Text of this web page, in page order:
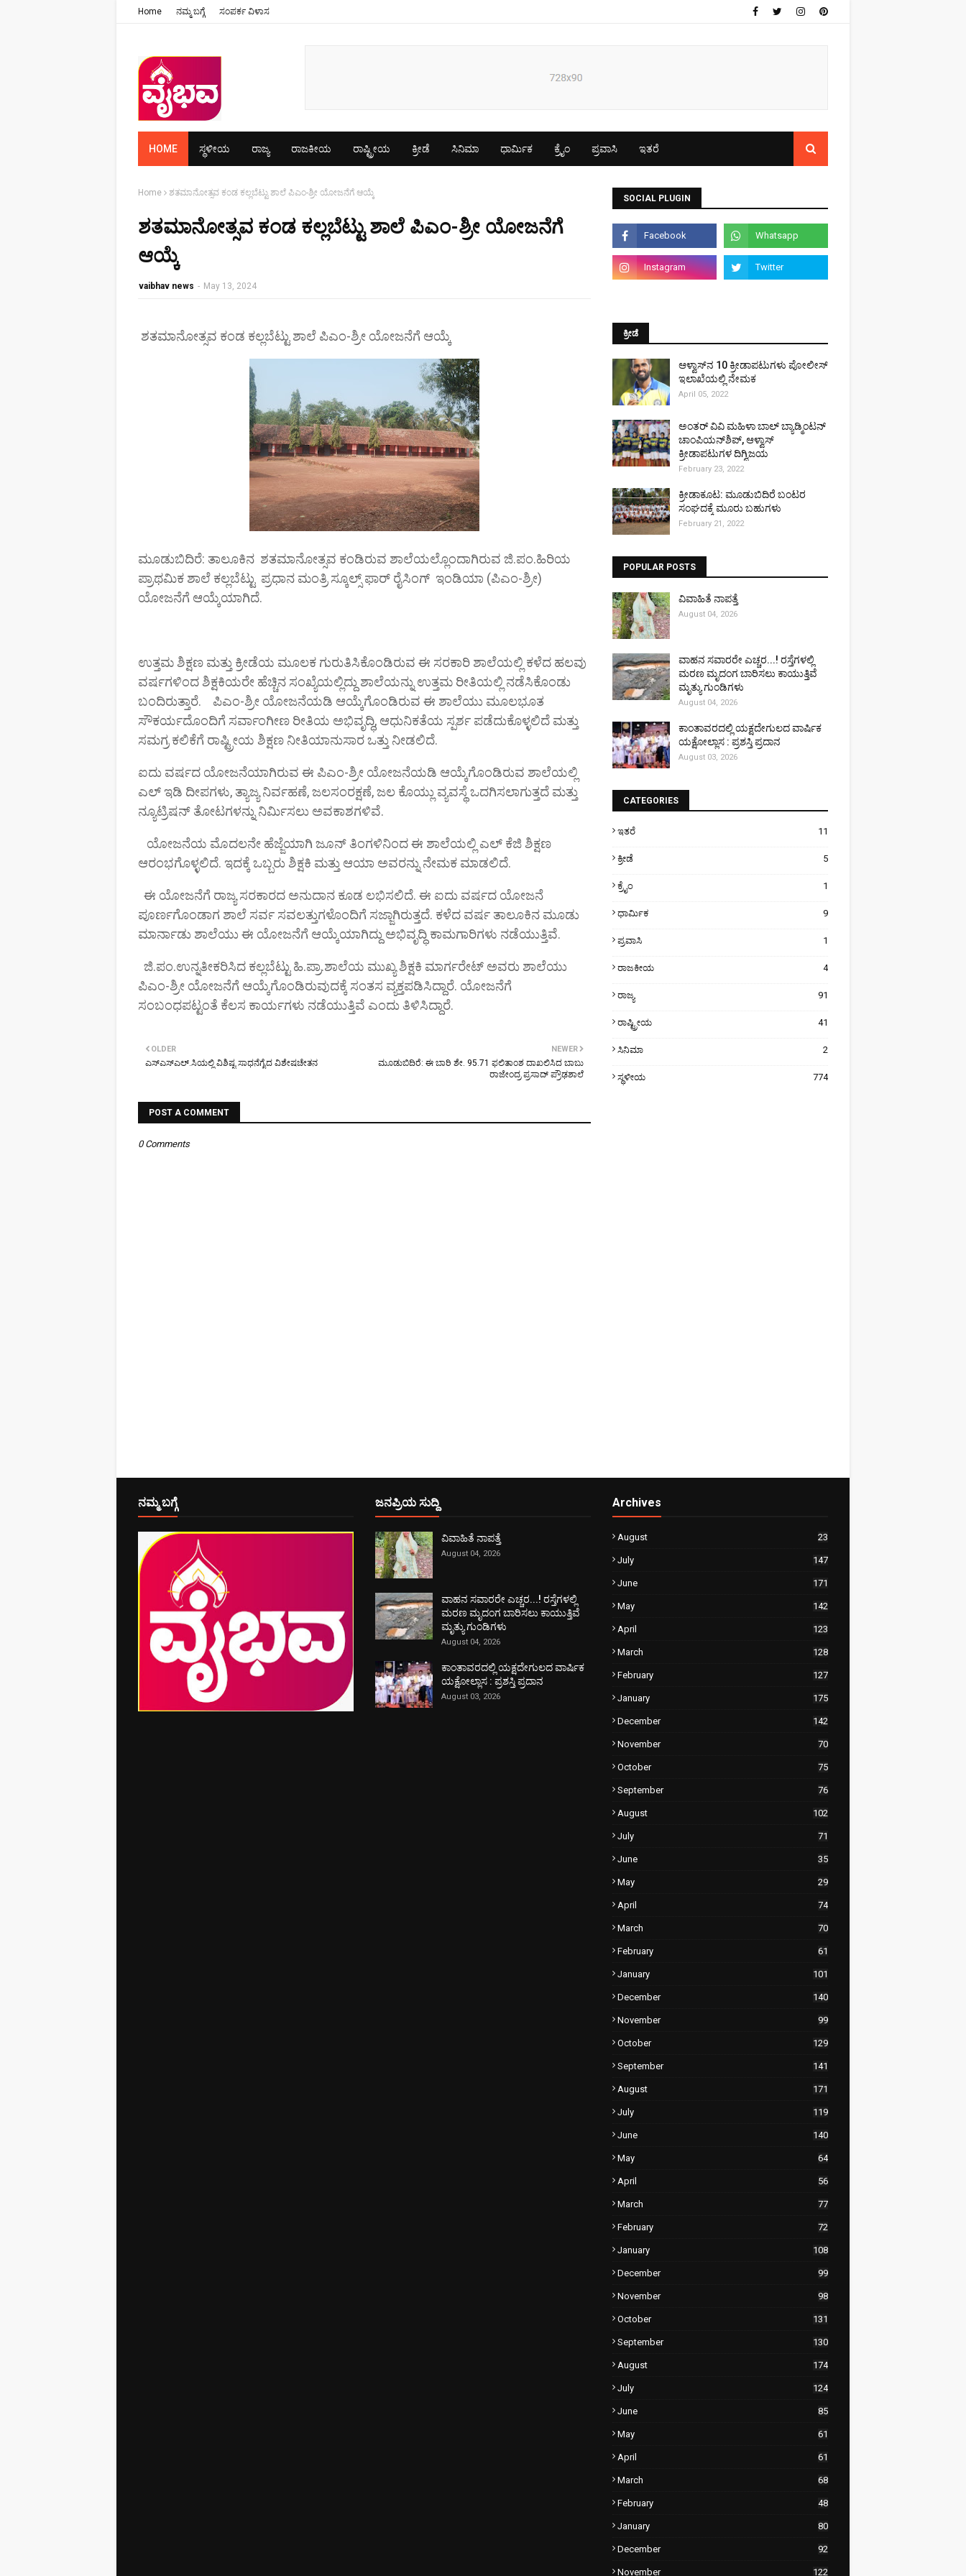
Home ನಮ್ಮ ಬಗ್ಗೆ ಸಂಪರ್ಕ ವಿಳಾಸ
HOME ಸ್ಥಳೀಯ ರಾಜ್ಯ ರಾಜಕೀಯ ರಾಷ್ಟ್ರೀಯ ಕ್ರೀಡೆ ಸಿನಿಮಾ ಧಾರ್ಮಿಕ ಕ್ರೈಂ ಪ್ರವಾಸಿ ಇತರೆ
Home ಶತಮಾನೋತ್ಸವ ಕಂಡ ಕಲ್ಲಬೆಟ್ಟು ಶಾಲೆ ಪಿಎಂ-ಶ್ರೀ ಯೋಜನೆಗೆ ಆಯ್ಕೆ
ಶತಮಾನೋತ್ಸವ ಕಂಡ ಕಲ್ಲಬೆಟ್ಟು ಶಾಲೆ ಪಿಎಂ-ಶ್ರೀ ಯೋಜನೆಗೆ
ಆಯ್ಕೆ
vaibhav news - May 13, 2024
ಶತಮಾನೋತ್ಸವ ಕಂಡ ಕಲ್ಲಬೆಟ್ಟು ಶಾಲೆ ಪಿಎಂ-ಶ್ರೀ ಯೋಜನೆಗೆ ಆಯ್ಕೆ
ಮೂಡುಬಿದಿರೆ: ತಾಲೂಕಿನ ಶತಮಾನೋತ್ಸವ ಕಂಡಿರುವ ಶಾಲೆಯಲ್ಲೊಂದಾಗಿರುವ ಜಿ.ಪಂ.ಹಿರಿಯ
ಪ್ರಾಥಮಿಕ ಶಾಲೆ ಕಲ್ಲಬೆಟ್ಟು ಪ್ರಧಾನ ಮಂತ್ರಿ ಸ್ಕೂಲ್ಸ್ ಫಾರ್ ರೈಸಿಂಗ್ ಇಂಡಿಯಾ (ಪಿಎಂ-ಶ್ರೀ)
ಯೋಜನೆಗೆ ಆಯ್ಕೆಯಾಗಿದೆ.
ಉತ್ತಮ ಶಿಕ್ಷಣ ಮತ್ತು ಕ್ರೀಡೆಯ ಮೂಲಕ ಗುರುತಿಸಿಕೊಂಡಿರುವ ಈ ಸರಕಾರಿ ಶಾಲೆಯಲ್ಲಿ ಕಳೆದ ಹಲವು
ವರ್ಷಗಳಿಂದ ಶಿಕ್ಷಕಿಯರೇ ಹೆಚ್ಚಿನ ಸಂಖ್ಯೆಯಲ್ಲಿದ್ದು ಶಾಲೆಯನ್ನು ಉತ್ತಮ ರೀತಿಯಲ್ಲಿ ನಡೆಸಿಕೊಂಡು
ಬಂದಿರುತ್ತಾರೆ. ಪಿಎಂ-ಶ್ರೀ ಯೋಜನೆಯಡಿ ಆಯ್ಕೆಗೊಂಡಿರುವ ಈ ಶಾಲೆಯು ಮೂಲಭೂತ
ಸೌಕರ್ಯದೊಂದಿಗೆ ಸರ್ವಾಂಗೀಣ ರೀತಿಯ ಅಭಿವೃದ್ಧಿ, ಆಧುನಿಕತೆಯ ಸ್ಪರ್ಶ ಪಡೆದುಕೊಳ್ಳಲಿದೆ ಮತ್ತು
ಸಮಗ್ರ ಕಲಿಕೆಗೆ ರಾಷ್ಟ್ರೀಯ ಶಿಕ್ಷಣ ನೀತಿಯಾನುಸಾರ ಒತ್ತು ನೀಡಲಿದೆ.
ಐದು ವರ್ಷದ ಯೋಜನೆಯಾಗಿರುವ ಈ ಪಿಎಂ-ಶ್ರೀ ಯೋಜನೆಯಡಿ ಆಯ್ಕೆಗೊಂಡಿರುವ ಶಾಲೆಯಲ್ಲಿ
ಎಲ್ ಇಡಿ ದೀಪಗಳು, ತ್ಯಾಜ್ಯ ನಿರ್ವಹಣೆ, ಜಲಸಂರಕ್ಷಣೆ, ಜಲ ಕೊಯ್ಲು ವ್ಯವಸ್ಥೆ ಒದಗಿಸಲಾಗುತ್ತದೆ ಮತ್ತು
ನ್ಯೂಟ್ರಿಷನ್ ತೋಟಗಳನ್ನು ನಿರ್ಮಿಸಲು ಅವಕಾಶಗಳಿವೆ.
ಯೋಜನೆಯ ಮೊದಲನೇ ಹೆಜ್ಜೆಯಾಗಿ ಜೂನ್ ತಿಂಗಳಿನಿಂದ ಈ ಶಾಲೆಯಲ್ಲಿ ಎಲ್ ಕೆಜಿ ಶಿಕ್ಷಣ
ಆರಂಭಗೊಳ್ಳಲಿದೆ. ಇದಕ್ಕೆ ಒಬ್ಬರು ಶಿಕ್ಷಕಿ ಮತ್ತು ಆಯಾ ಅವರನ್ನು ನೇಮಕ ಮಾಡಲಿದೆ.
ಈ ಯೋಜನೆಗೆ ರಾಜ್ಯ ಸರಕಾರದ ಅನುದಾನ ಕೂಡ ಲಭಿಸಲಿದೆ. ಈ ಐದು ವರ್ಷದ ಯೋಜನೆ
ಪೂರ್ಣಗೊಂಡಾಗ ಶಾಲೆ ಸರ್ವ ಸವಲತ್ತುಗಳೊಂದಿಗೆ ಸಜ್ಜಾಗಿರುತ್ತದೆ. ಕಳೆದ ವರ್ಷ ತಾಲೂಕಿನ ಮೂಡು
ಮಾರ್ನಾಡು ಶಾಲೆಯು ಈ ಯೋಜನೆಗೆ ಆಯ್ಕೆಯಾಗಿದ್ದು ಅಭಿವೃದ್ಧಿ ಕಾಮಗಾರಿಗಳು ನಡೆಯುತ್ತಿವೆ.
ಜಿ.ಪಂ.ಉನ್ನತೀಕರಿಸಿದ ಕಲ್ಲಬೆಟ್ಟು ಹಿ.ಪ್ರಾ.ಶಾಲೆಯ ಮುಖ್ಯ ಶಿಕ್ಷಕಿ ಮಾರ್ಗರೇಟ್ ಅವರು ಶಾಲೆಯು
ಪಿಎಂ-ಶ್ರೀ ಯೋಜನೆಗೆ ಆಯ್ಕೆಗೊಂಡಿರುವುದಕ್ಕೆ ಸಂತಸ ವ್ಯಕ್ತಪಡಿಸಿದ್ದಾರೆ. ಯೋಜನೆಗೆ
ಸಂಬಂಧಪಟ್ಟಂತೆ ಕೆಲಸ ಕಾರ್ಯಗಳು ನಡೆಯುತ್ತಿವೆ ಎಂದು ತಿಳಿಸಿದ್ದಾರೆ.
NEWER
ಮೂಡುಬಿದಿರೆ: ಈ ಬಾರಿ ಶೇ. 95.71 ಫಲಿತಾಂಶ ದಾಖಲಿಸಿದ ಬಾಬು
ರಾಜೇಂದ್ರ ಪ್ರಸಾದ್ ಪ್ರೌಢಶಾಲೆ
OLDER
ಎಸ್ಎಸ್ಎಲ್.ಸಿಯಲ್ಲಿ ವಿಶಿಷ್ಟ ಸಾಧನೆಗೈದ ವಿಶೇಷಚೇತನ
POST A COMMENT
0 Comments
SOCIAL PLUGIN
ಕ್ರೀಡೆ
ಆಳ್ವಾಸ್‌ನ 10 ಕ್ರೀಡಾಪಟುಗಳು ಪೋಲೀಸ್
ಇಲಾಖೆಯಲ್ಲಿ ನೇಮಕ
April 05, 2022
ಅಂತರ್ ವಿವಿ ಮಹಿಳಾ ಬಾಲ್ ಬ್ಯಾಡ್ಮಿಂಟನ್
ಚಾಂಪಿಯನ್‌ಶಿಪ್, ಆಳ್ವಾಸ್
ಕ್ರೀಡಾಪಟುಗಳ ದಿಗ್ವಿಜಯ
February 23, 2022
ಕ್ರೀಡಾಕೂಟ: ಮೂಡುಬಿದಿರೆ ಬಂಟರ
ಸಂಘದಕ್ಕೆ ಮೂರು ಬಹುಗಳು
February 21, 2022
POPULAR POSTS
ವಿವಾಹಿತೆ ನಾಪತ್ತೆ
August 04, 2026
ವಾಹನ ಸವಾರರೇ ಎಚ್ಚರ...! ರಸ್ತೆಗಳಲ್ಲಿ
ಮರಣ ಮೃದಂಗ ಬಾರಿಸಲು ಕಾಯುತ್ತಿವೆ
ಮೃತ್ಯು ಗುಂಡಿಗಳು
August 04, 2026
ಕಾಂತಾವರದಲ್ಲಿ ಯಕ್ಷದೇಗುಲದ ವಾರ್ಷಿಕ
ಯಕ್ಷೋಲ್ಲಾಸ : ಪ್ರಶಸ್ತಿ ಪ್ರದಾನ
August 03, 2026
CATEGORIES
ಇತರೆ 11
ಕ್ರೀಡೆ 5
ಕ್ರೈಂ 1
ಧಾರ್ಮಿಕ 9
ಪ್ರವಾಸಿ 1
ರಾಜಕೀಯ 4
ರಾಜ್ಯ 91
ರಾಷ್ಟ್ರೀಯ 41
ಸಿನಿಮಾ 2
ಸ್ಥಳೀಯ 774
ನಮ್ಮ ಬಗ್ಗೆ ಜನಪ್ರಿಯ ಸುದ್ದಿ
ವಿವಾಹಿತೆ ನಾಪತ್ತೆ
August 04, 2026
ವಾಹನ ಸವಾರರೇ ಎಚ್ಚರ...! ರಸ್ತೆಗಳಲ್ಲಿ
ಮರಣ ಮೃದಂಗ ಬಾರಿಸಲು ಕಾಯುತ್ತಿವೆ
ಮೃತ್ಯು ಗುಂಡಿಗಳು
August 04, 2026
ಕಾಂತಾವರದಲ್ಲಿ ಯಕ್ಷದೇಗುಲದ ವಾರ್ಷಿಕ
ಯಕ್ಷೋಲ್ಲಾಸ : ಪ್ರಶಸ್ತಿ ಪ್ರದಾನ
August 03, 2026
Archives
August 23
July 147
June 171
May 142
April 123
March 128
February 127
January 175
December 142
November 70
October 75
September 76
August 102
July 71
June 35
May 29
April 74
March 70
February 61
January 101
December 140
November 99
October 129
September 141
August 171
July 119
June 140
May 64
April 56
March 77
February 72
January 108
December 99
November 98
October 131
September 130
August 174
July 124
June 85
May 61
April 61
March 68
February 48
January 80
December 92
November 122